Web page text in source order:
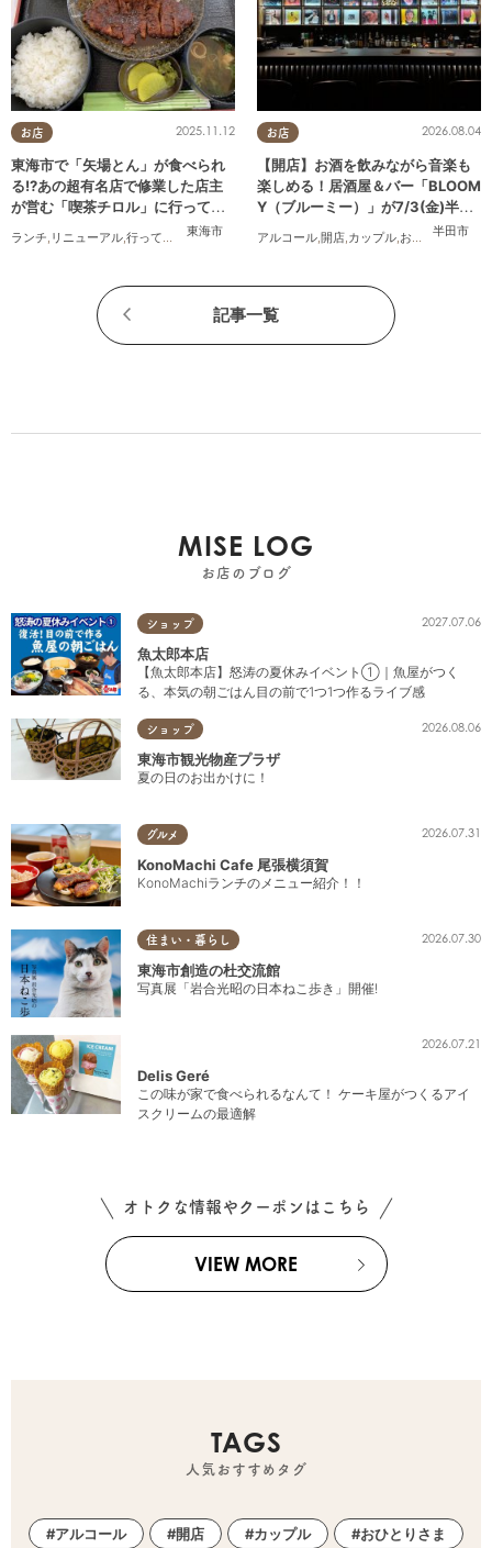
お店
東海市
2025.11.12
東海市で「矢場とん」が食べられ
る!?あの超有名店で修業した店主
が営む「喫茶チロル」に行ってみ
ランチ, リニューアル,行ってみたレポ ,夫婦 おひとりさま
お店
半田市
2026.08.04
【開店】お酒を飲みながら音楽も
楽しめる！居酒屋＆バー「BLOOM
Y（ブルーミー）」が7/3(金)半田
市でオープン
アルコール,開店,カップル,おひとりさま
記事一覧
MISE LOG
お店のブログ
ショップ 2027.07.06
魚太郎本店
【魚太郎本店】怒涛の夏休みイベント①｜魚屋がつく
る、本気の朝ごはん目の前で1つ1つ作るライブ感
ショップ 2026.08.06
東海市観光物産プラザ
夏の日のお出かけに！
グルメ 2026.07.31
KonoMachi Cafe 尾張横須賀
KonoMachiランチのメニュー紹介！！
住まい・暮らし 2026.07.30
東海市創造の杜交流館
写真展「岩合光昭の日本ねこ歩き」開催!
2026.07.21
Delis Geré
この味が家で食べられるなんて！ ケーキ屋がつくるアイ
スクリームの最適解
オトクな情報やクーポンはこちら
VIEW MORE
TAGS
人気おすすめタグ
アルコール 開店 カップル おひとりさま